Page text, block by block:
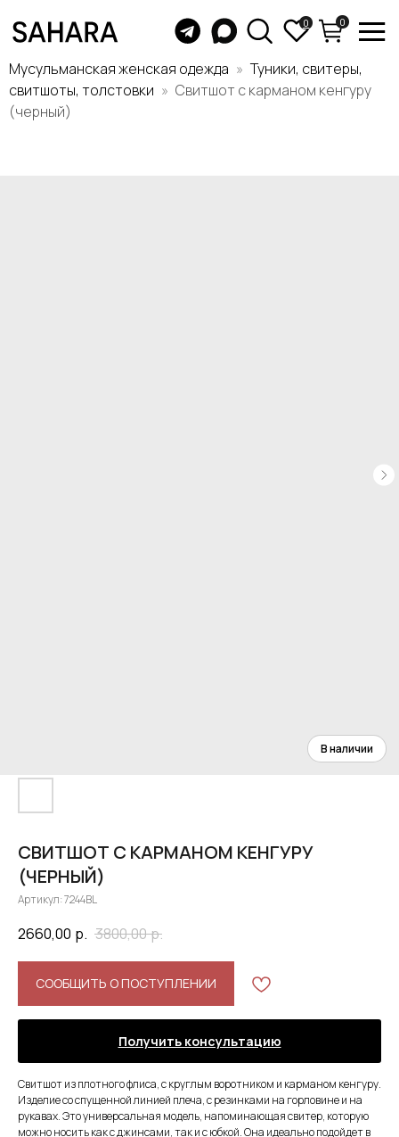
Мусульманская женская одежда
Туники, свитеры,
свитшоты, толстовки
Свитшот с карманом кенгуру
(черный)
СВИТШОТ С КАРМАНОМ КЕНГУРУ
(ЧЕРНЫЙ)
Артикул:7244BL
2660,00 р. 3800,00р.
СООБЩИТЬ О ПОСТУПЛЕНИИ
Получить консультацию
Свитшот из плотного флиса, с круглым воротником и карманом кенгуру.
Изделие со спущенной линией плеча, с резинками на горловине и на
рукавах. Это универсальная модель, напоминающая свитер, которую
можно носить как с джинсами, так и с юбкой. Она идеально подойдет в